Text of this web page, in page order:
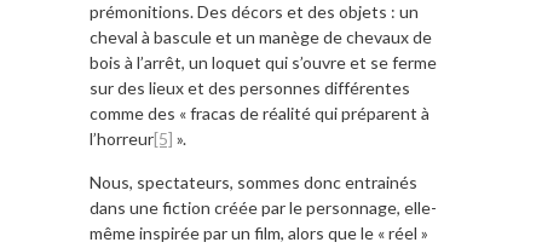
prémonitions. Des décors et des objets : un
cheval à bascule et un manège de chevaux de
bois à l’arrêt, un loquet qui s’ouvre et se ferme
sur des lieux et des personnes différentes
comme des « fracas de réalité qui préparent à
l’horreur[5] ».
Nous, spectateurs, sommes donc entrainés
dans une fiction créée par le personnage, elle-
même inspirée par un film, alors que le « réel »